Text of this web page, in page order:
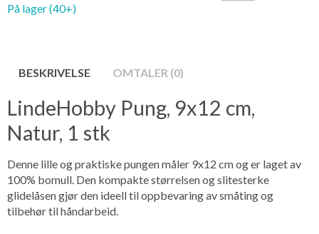
På lager (40+)
BESKRIVELSE OMTALER (0)
LindeHobby Pung, 9x12 cm,
Natur, 1 stk
Denne lille og praktiske pungen måler 9x12 cm og er laget av
100% bomull. Den kompakte størrelsen og slitesterke
glidelåsen gjør den ideell til oppbevaring av småting og
tilbehør til håndarbeid.